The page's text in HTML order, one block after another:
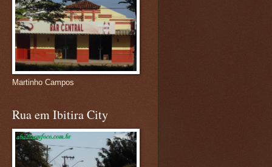
Martinho Campos
Rua em Ibitira City